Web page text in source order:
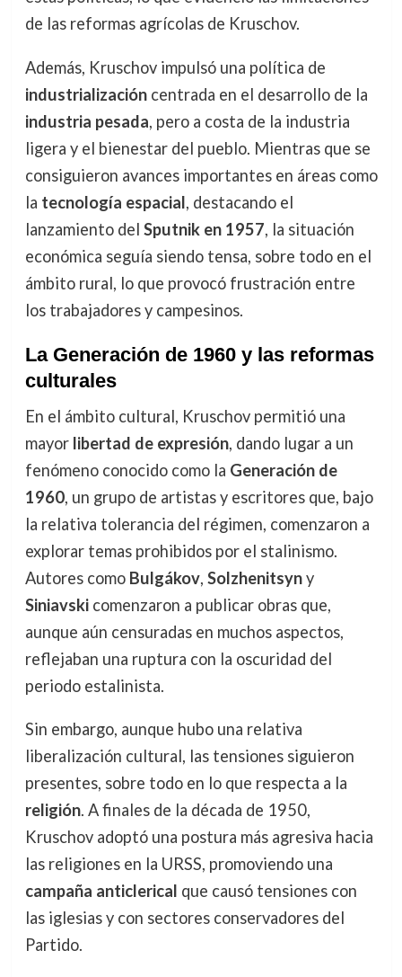
de las reformas agrícolas de Kruschov.
Además, Kruschov impulsó una política de
industrializacióncentrada en el desarrollo de la
industria pesada, pero a costa de la industria
ligera y el bienestar del pueblo. Mientras que se
consiguieron avances importantes en áreas como
la tecnología espacial, destacando el
lanzamiento del Sputnik en 1957, la situación
económica seguía siendo tensa, sobre todo en el
ámbito rural, lo que provocó frustración entre
los trabajadores y campesinos.
La Generación de 1960 y las reformas
culturales
En el ámbito cultural, Kruschov permitió una
mayor libertad de expresión, dando lugar a un
fenómeno conocido como la Generación de
1960, un grupo de artistas y escritores que, bajo
la relativa tolerancia del régimen, comenzaron a
explorar temas prohibidos por el stalinismo.
Autores como Bulgákov, Solzhenitsyny
Siniavskicomenzaron a publicar obras que,
aunque aún censuradas en muchos aspectos,
reflejaban una ruptura con la oscuridad del
periodo estalinista.
Sin embargo, aunque hubo una relativa
liberalización cultural, las tensiones siguieron
presentes, sobre todo en lo que respecta a la
religión. A finales de la década de 1950,
Kruschov adoptó una postura más agresiva hacia
las religiones en la URSS, promoviendo una
campaña anticlerical que causó tensiones con
las iglesias y con sectores conservadores del
Partido.